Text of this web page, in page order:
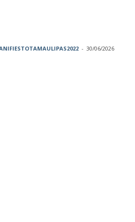
- 30/06/2026